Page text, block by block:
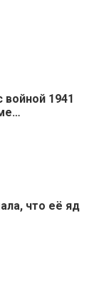
войной 1941
что её яд